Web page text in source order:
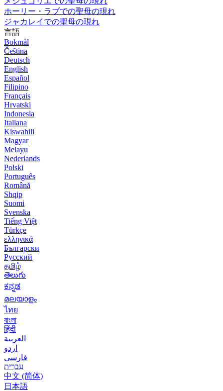
ホーリー・ラブでの聖母の現れ
ジャカレイでの聖母の現れ
言語
Bokmål
Čeština
Deutsch
English
Español
Filipino
Français
Hrvatski
Indonesia
Italiana
Kiswahili
Magyar
Melayu
Nederlands
Polski
Português
Română
Shqip
Suomi
Svenska
Tiếng Việt
Türkçe
ελληνικά
Български
Русский
தமிழ்
తెలుగు
ಕನ್ನಡ
മലയാളം
ไทย
বাংলা
हिंदी
العربية
اردو
فارسی
עִברִית
中文 (简体)
日本語